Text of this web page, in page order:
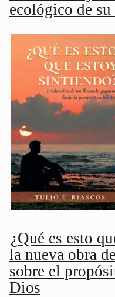
ecológico de
¿Qué es esto
la nueva obra
sobre el
Dios